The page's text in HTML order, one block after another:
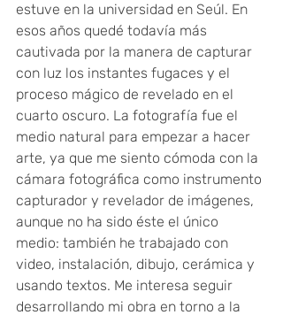
estuve en la universidad en Seúl. En
esos años quedé todavía más
cautivada por la manera de capturar
con luz los instantes fugaces y el
proceso mágico de revelado en el
cuarto oscuro. La fotografía fue el
medio natural para empezar a hacer
arte, ya que me siento cómoda con la
cámara fotográfica como instrumento
capturador y revelador de imágenes,
aunque no ha sido éste el único
medio: también he trabajado con
video, instalación, dibujo, cerámica y
usando textos. Me interesa seguir
desarrollando mi obra en torno a la